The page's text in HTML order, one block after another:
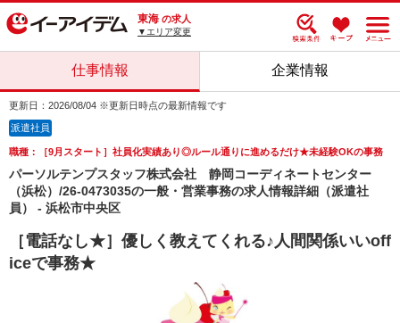
東海 の求人
▼エリア変更
仕事情報 企業情報
更新日：2026/08/04 ※更新日時点の最新情報です
派遣社員
職種：［9月スタート］社員化実績あり◎ルール通りに進めるだけ★未経験OKの事務
パーソルテンプスタッフ株式会社 静岡コーディネートセンター
（浜松）/26-0473035の一般・営業事務の求人情報詳細（派遣社
員） - 浜松市中央区
［電話なし★］優しく教えてくれる♪人間関係いいoff
iceで事務★